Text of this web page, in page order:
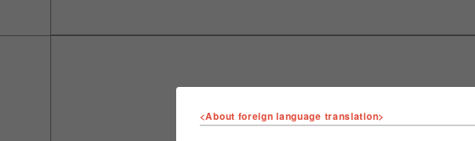
ショップ名
<About foreign language translation>